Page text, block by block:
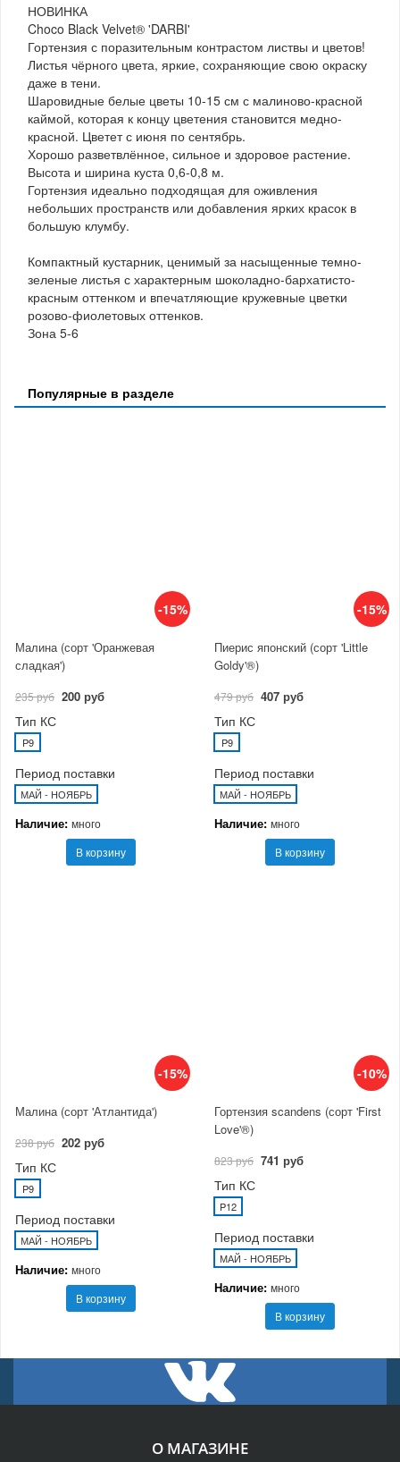
НОВИНКА
Choco Black Velvet® 'DARBI'
Гортензия с поразительным контрастом листвы и цветов!
Листья чёрного цвета, яркие, сохраняющие свою окраску
даже в тени.
Шаровидные белые цветы 10-15 см с малиново-красной
каймой, которая к концу цветения становится медно-
красной. Цветет с июня по сентябрь.
Хорошо разветвлённое, сильное и здоровое растение.
Высота и ширина куста 0,6-0,8 м.
Гортензия идеально подходящая для оживления
небольших пространств или добавления ярких красок в
большую клумбу.
Компактный кустарник, ценимый за насыщенные темно-
зеленые листья с характерным шоколадно-бархатисто-
красным оттенком и впечатляющие кружевные цветки
розово-фиолетовых оттенков.
Зона 5-6
Популярные в разделе
-15%
Малина (сорт 'Оранжевая
сладкая')
235 руб 200 руб
Тип КС
P9
Период поставки
МАЙ - НОЯБРЬ
Наличие: много
В корзину
-15%
Пиерис японский (сорт 'Little
Goldy'®)
479 руб 407 руб
Тип КС
P9
Период поставки
МАЙ - НОЯБРЬ
Наличие: много
В корзину
-15%
Малина (сорт 'Атлантида')
238 руб 202 руб
Тип КС
P9
Период поставки
МАЙ - НОЯБРЬ
Наличие: много
В корзину
-10%
Гортензия scandens (сорт 'First
Love'®)
823 руб 741 руб
Тип КС
P12
Период поставки
МАЙ - НОЯБРЬ
Наличие: много
В корзину
О МАГАЗИНЕ